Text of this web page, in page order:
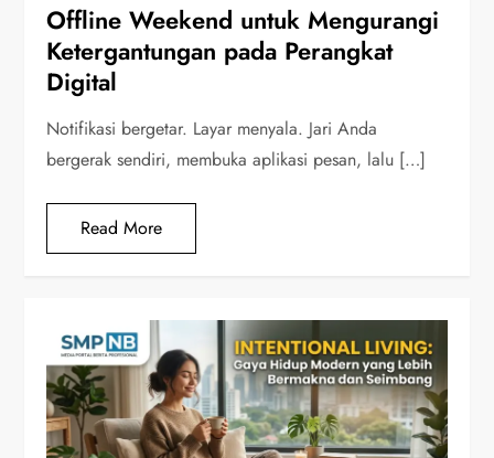
Offline Weekend untuk Mengurangi
Ketergantungan pada Perangkat
Digital
Notifikasi bergetar. Layar menyala. Jari Anda
bergerak sendiri, membuka aplikasi pesan, lalu […]
Read More